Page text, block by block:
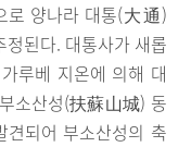
로 양나라 대통(大通)
된다. 대통사가 새롭
루베 지온에 의해 대
소산성(扶蘇山城) 동
되어 부소산성의 축